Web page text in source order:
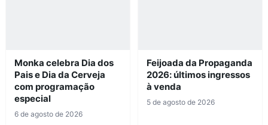
Monka celebra Dia dos
Pais e Dia da Cerveja
com programação
especial
6 de agosto de 2026
Feijoada da Propaganda
2026: últimos ingressos
à venda
5 de agosto de 2026